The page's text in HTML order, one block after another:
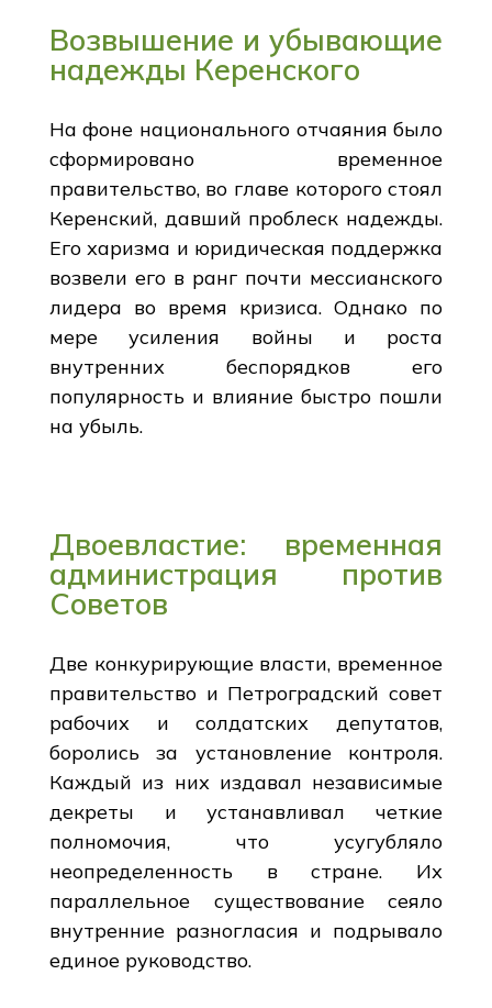
Возвышение и убывающие
надежды Керенского
На фоне национального отчаяния было
сформировано временное
правительство, во главе которого стоял
Керенский, давший проблеск надежды.
Его харизма и юридическая поддержка
возвели его в ранг почти мессианского
лидера во время кризиса. Однако по
мере усиления войны и роста
внутренних беспорядков его
популярность и влияние быстро пошли
на убыль.
Двоевластие: временная
администрация против
Советов
Две конкурирующие власти, временное
правительство и Петроградский совет
рабочих и солдатских депутатов,
боролись за установление контроля.
Каждый из них издавал независимые
декреты и устанавливал четкие
полномочия, что усугубляло
неопределенность в стране. Их
параллельное существование сеяло
внутренние разногласия и подрывало
единое руководство.